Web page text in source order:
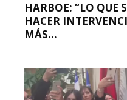
HARBOE: “LO QUE
HACER
MÁS...